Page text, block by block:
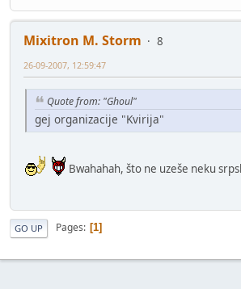
Mixitron M. Storm
8
26-09-2007, 12:59:47
Quote from: "Ghoul"
gej organizacije "Kvirija"
Bwahahah, što ne uzeše neku
GO UP Pages 1